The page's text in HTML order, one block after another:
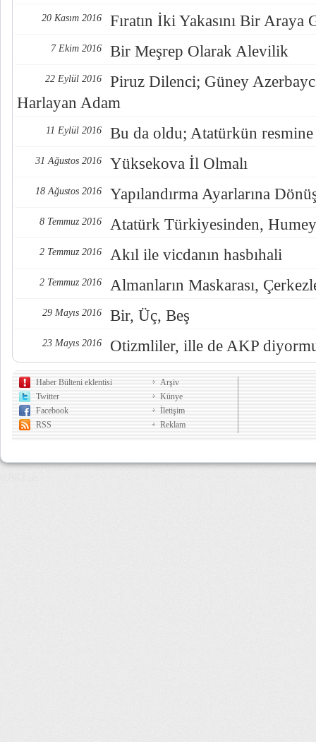
20 Kasım 2016 Fıratın İki Yakasını Bir Araya
7 Ekim 2016 Bir Meşrep Olarak Alevilik
22 Eylül 2016
Piruz Dilenci; Güney
Harlayan Adam
11 Eylül 2016 Bu da oldu; Atatürkün resmine
31 Ağustos 2016 Yüksekova İl Olmalı
18 Ağustos 2016 Yapılandırma Ayarlarına
8 Temmuz 2016 Atatürk Türkiyesinden,
2 Temmuz 2016 Akıl ile vicdanın hasbıhali
2 Temmuz 2016 Almanların Maskarası,
29 Mayıs 2016 Bir, Üç, Beş
23 Mayıs 2016 Otizmliler, ille de AKP
Haber Bülteni eklentisi
Twitter
Facebook
RSS
Arşiv
Künye
İletişim
Reklam